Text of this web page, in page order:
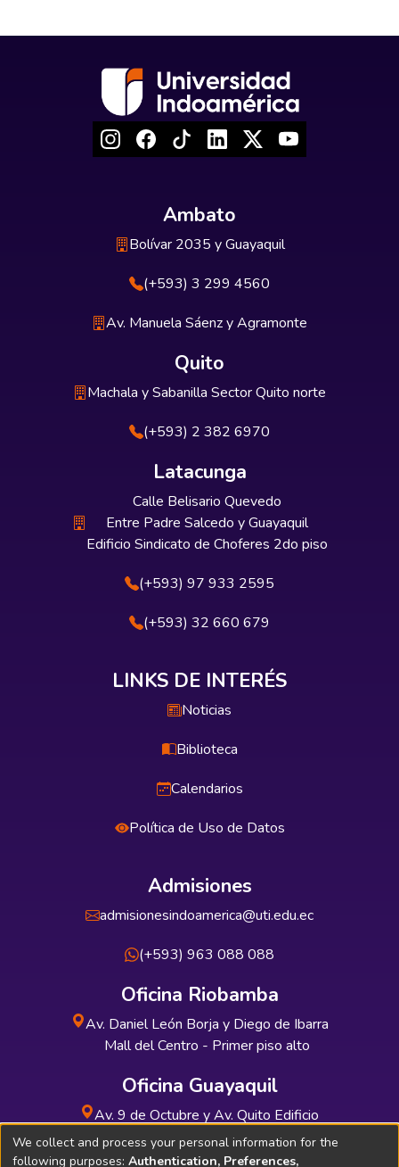
Ambato
Bolívar 2035 y Guayaquil
(+593) 3 299 4560
Av. Manuela Sáenz y Agramonte
Quito
Machala y Sabanilla Sector Quito norte
(+593) 2 382 6970
Latacunga
Calle Belisario Quevedo
Entre Padre Salcedo y Guayaquil
Edificio Sindicato de Choferes 2do piso
(+593) 97 933 2595
(+593) 32 660 679
LINKS DE INTERÉS
Noticias
Biblioteca
Calendarios
Política de Uso de Datos
Admisiones
admisionesindoamerica@uti.edu.ec
(+593) 963 088 088
Oficina Riobamba
Av. Daniel León Borja y Diego de Ibarra
Mall del Centro - Primer piso alto
Oficina Guayaquil
Av. 9 de Octubre y Av. Quito Edificio
INDUAUTO - Planta baja
We collect and process your personal information for the
following purposes: Authentication, Preferences,